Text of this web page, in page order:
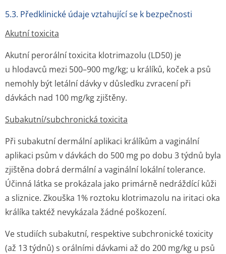
5.3. Předklinické údaje vztahující se k bezpečnosti
Akutní toxicita
Akutní perorální toxicita klotrimazolu (LD50) je
u hlodavců mezi 500–900 mg/kg; u králíků, koček a psů
nemohly být letální dávky v důsledku zvracení při
dávkách nad 100 mg/kg zjištěny.
Subakutní/sub­chronická toxicita
Při subakutní dermální aplikaci králíkům a vaginální
aplikaci psům v dávkách do 500 mg po dobu 3 týdnů byla
zjištěna dobrá dermální a vaginální lokální tolerance.
Účinná látka se prokázala jako primárně nedráždící kůži
a sliznice. Zkouška 1% roztoku klotrimazolu na iritaci oka
králíka taktéž nevykázala žádné poškození.
Ve studiích subakutní, respektive subchronické toxicity
(až 13 týdnů) s orálními dávkami až do 200 mg/kg u psů